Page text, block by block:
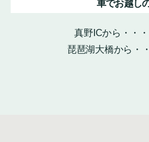
車でお越し
真野ICから・・
琵琶湖大橋から・